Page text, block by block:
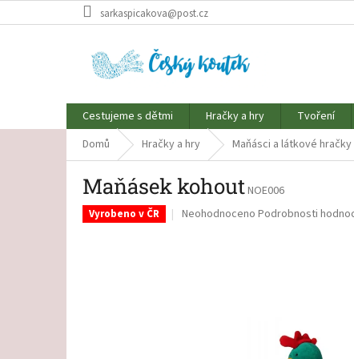
na
sarkaspicakova@post.cz
Cestujeme s dětmi Hračky a hry Tvoření
Domů
Hračky a hry Maňásci a látkové hračky
Maňásek kohoutNOE006
Vyrobeno v ČR
Průměrné
Neohodnoceno Podrobnosti